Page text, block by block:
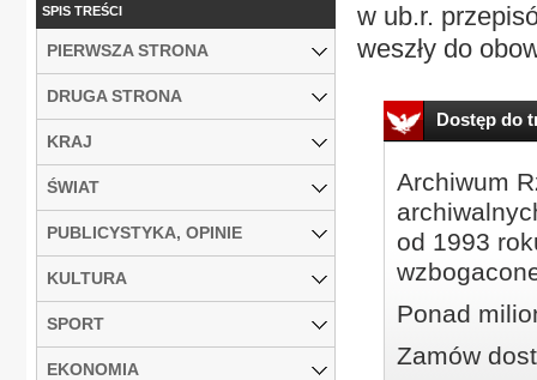
w ub.r.
weszły do
Dostęp do
Archiwum
od 1993
Ponad
Zamów
SPIS TREŚCI
PIERWSZA STRONA
DRUGA STRONA
KRAJ
ŚWIAT
PUBLICYSTYKA, OPINIE
KULTURA
SPORT
EKONOMIA